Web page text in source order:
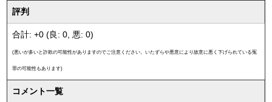
評判
合計: +0 (良: 0, 悪: 0)
(悪いが多いと詐欺の可能性がありますのでご注意ください。いたずらや悪意により故意に悪く下げられている冤
罪の可能性もあります)
コメント一覧